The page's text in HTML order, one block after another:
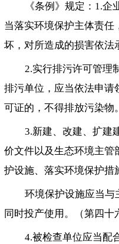
《条例》规定：1.
当落实环境保护主体责任
坏，对所造成的损害依法
2.实行排污许可管理
排污单位，应当依法申请
可证的，不得排放污染物
3.新建、改建、扩建
价文件以及生态环境主管
护设施、落实环境保护措
环境保护设施应当与
同时投产使用。（第四十
4.被检查单位应当配